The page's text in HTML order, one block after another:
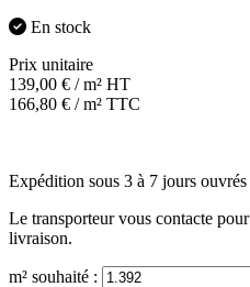
En stock
Prix unitaire
139,00 € / m² HT
166,80 € / m² TTC
Expédition sous 3 à 7 jours ouvrés
Le transporteur vous contacte
livraison.
m² souhaité :